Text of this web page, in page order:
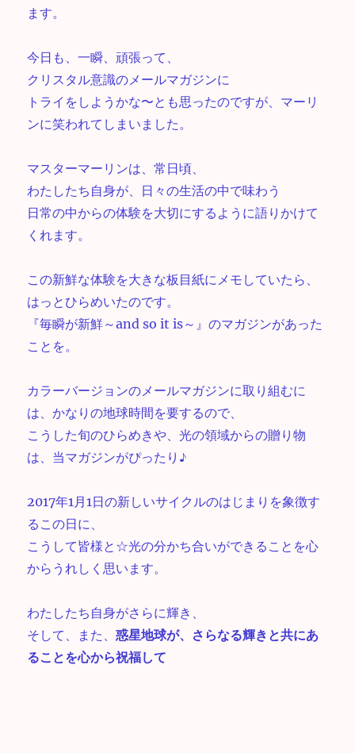
ます。
今日も、一瞬、頑張って、
クリスタル意識のメールマガジンに
トライをしようかな〜とも思ったのですが、マーリ
ンに笑われてしまいました。
マスターマーリンは、常日頃、
わたしたち自身が、日々の生活の中で味わう
日常の中からの体験を大切にするように語りかけて
くれます。
この新鮮な体験を大きな板目紙にメモしていたら、
はっとひらめいたのです。
『毎瞬が新鮮～and so it is～』のマガジンがあった
ことを。
カラーバージョンのメールマガジンに取り組むに
は、かなりの地球時間を要するので、
こうした旬のひらめきや、光の領域からの贈り物
は、当マガジンがぴったり♪
2017年1月1日の新しいサイクルのはじまりを象徴す
るこの日に、
こうして皆様と☆光の分かち合いができることを心
からうれしく思います。
わたしたち自身がさらに輝き、
そして、また、惑星地球が、さらなる輝きと共にあ
ることを心から祝福して